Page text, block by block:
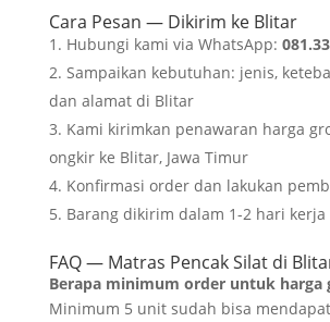
Cara Pesan — Dikirim ke Blitar
Hubungi kami via WhatsApp:
Sampaikan kebutuhan: jenis,
dan alamat di Blitar
Kami kirimkan penawaran harga
ongkir ke Blitar, Jawa Timur
Konfirmasi order dan lakukan
Barang dikirim dalam 1-2 hari kerja
FAQ — Matras Pencak Silat di
Berapa minimum order untuk harga
Minimum 5 unit sudah bisa